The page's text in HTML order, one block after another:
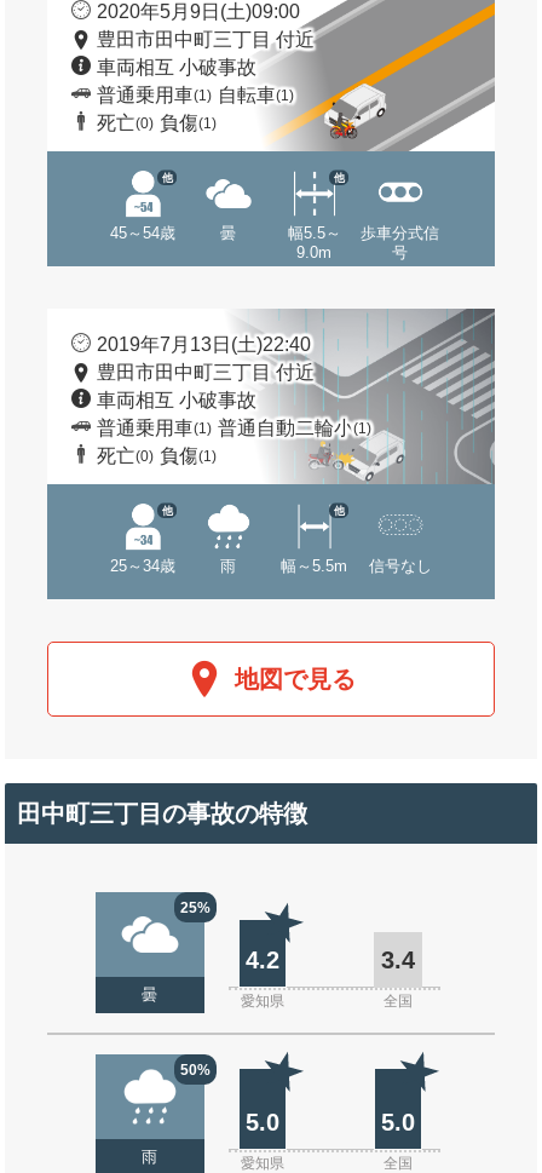
2020年5月9日(土)09:00
豊田市田中町三丁目 付近
車両相互 小破事故
普通乗用車(1) 自転車(1)
死亡(0) 負傷(1)
45～54歳
他
曇
幅5.5～
9.0m
他
歩車分式信
号
2019年7月13日(土)22:40
豊田市田中町三丁目 付近
車両相互 小破事故
普通乗用車(1) 普通自動二輪小(1)
死亡(0) 負傷(1)
25～34歳
他
雨 幅～5.5m
他
信号なし
地図で見る
田中町三丁目の事故の特徴
25%
曇
4.2 3.4
愛知県 全国
50%
雨
5.0 5.0
愛知県 全国